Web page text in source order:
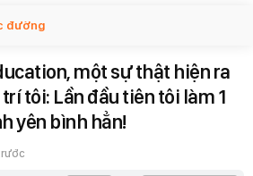
đường
một sự thật hiện ra
tôi: Lần đầu tiên tôi làm 1
yên bình hẳn!